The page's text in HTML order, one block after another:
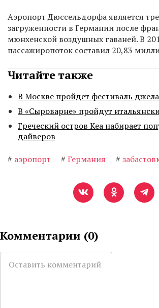
Аэропорт Дюссельдорфа является
загруженности в Германии после
мюнхенской воздушных гаваней. В
пассажиропоток составил 20,83
Читайте также
В Москве пройдет фестиваль
В «Сыроварне» пройдут
Греческий остров Кеа набирает
дайверов
# аэропорт # Германия #
Комментарии (0)